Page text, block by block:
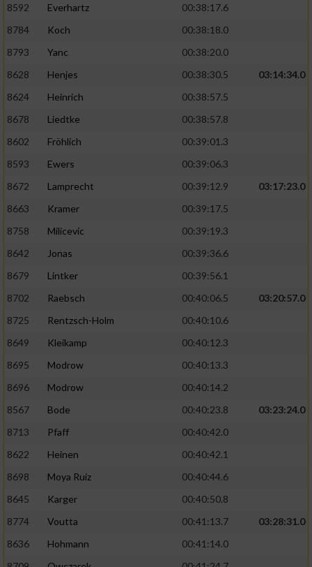
8592
Everhartz
00:38:17.6
8784
Koch
00:38:18.0
8793
Yanc
00:38:20.0
8628
Henjes 00:38:30.5
03:14:34.0
8624
Heinrich
00:38:57.5
8678
Liedtke
00:38:57.8
8602
Fröhlich
00:39:01.3
8593
Ewers
00:39:06.3
8672
Lamprecht 00:39:12.9
03:17:23.0
8663
Kramer
00:39:17.5
8758
Milicevic
00:39:19.3
8642
Jonas
00:39:36.6
8679
Lintker
00:39:56.1
8702
Raebsch 00:40:06.5
03:20:57.0
8725
Rentzsch-Holm
00:40:10.6
8649
Kleikamp
00:40:12.3
8695
Modrow
00:40:13.3
8696
Modrow
00:40:14.2
8567
Bode 00:40:23.8
03:23:24.0
8713
Pfaff
00:40:42.0
8622
Heinen
00:40:42.1
8698
Moya Ruiz
00:40:44.6
8645
Karger
00:40:50.8
8774
Voutta 00:41:13.7
03:28:31.0
8636
Hohmann
00:41:14.0